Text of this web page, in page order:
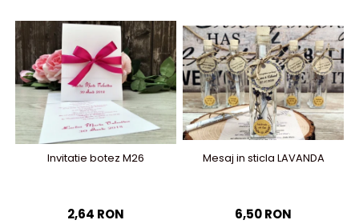
Invitatie botez M26
2,64 RON
Mesaj in sticla LAVANDA
6,50 RON